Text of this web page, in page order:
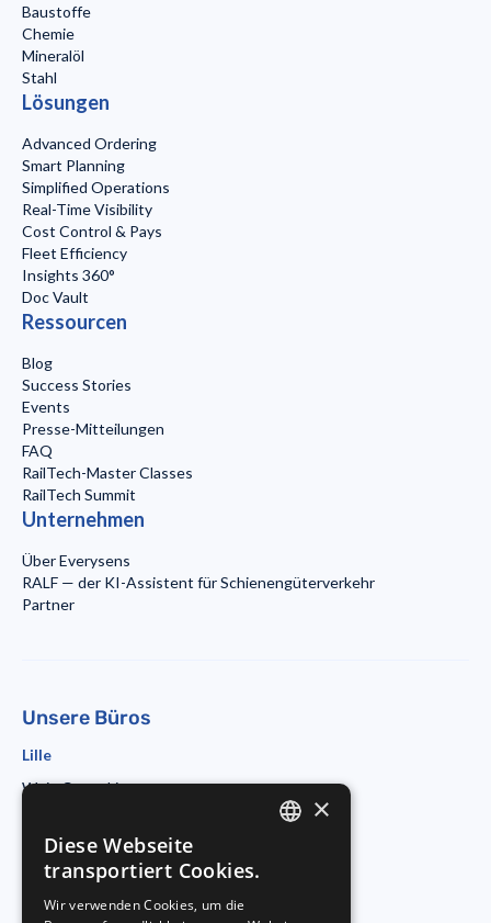
Baustoffe
Chemie
Mineralöl
Stahl
Lösungen
Advanced Ordering
Smart Planning
Simplified Operations
Real-Time Visibility
Cost Control & Pays
Fleet Efficiency
Insights 360°
Doc Vault
Ressourcen
Blog
Success Stories
Events
Presse-Mitteilungen
FAQ
RailTech-Master Classes
RailTech Summit
Unternehmen
Über Everysens
RALF — der KI-Assistent für Schienengüterverkehr
Partner
Unsere Büros
Lille
Wojo Coworking
Paris
Morning Coworking
11bis rue Beaurepaire
×
Diese Webseite
transportiert Cookies.
Wir verwenden Cookies, um die